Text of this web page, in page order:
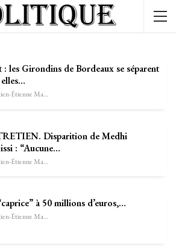
: les Girondins de Bordeaux se séparent
Sébastien-Étienne Marechal
Disparition de Medhi
: “Aucune…
Sébastien-Étienne Marechal
à 50 millions d’euros,…
Sébastien-Étienne Marechal